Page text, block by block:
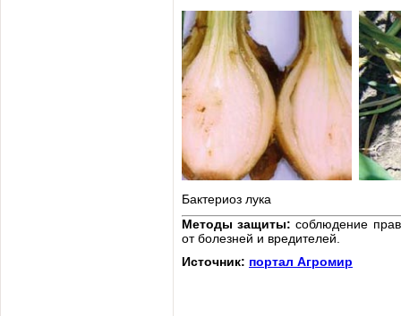
Бактериоз лука
Методы защиты: соблюдение
от болезней и вредителей.
Источник: портал Агромир